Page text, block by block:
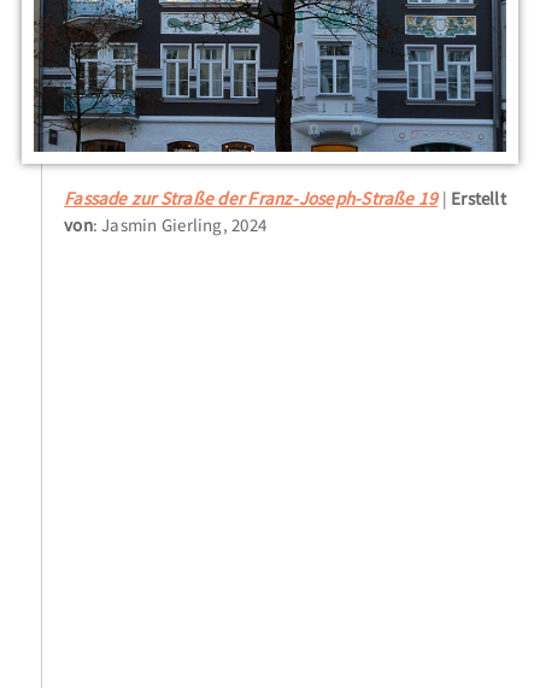
Fassade zur Straße der Franz-Joseph-Straße 19
Erstellt
von: Jasmin Gierling, 2024